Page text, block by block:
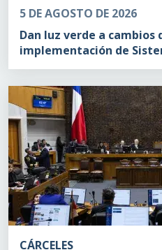
5 DE AGOSTO DE 2026
Dan luz verde a
implementación de
CÁRCELES